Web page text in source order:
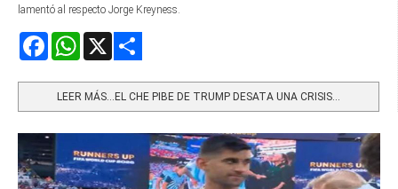
lamentó al respecto Jorge Kreyness.
FacebookWhatsApp
LEER MÁS…EL CHE PIBE DE TRUMP DESATA UNA CRISIS...